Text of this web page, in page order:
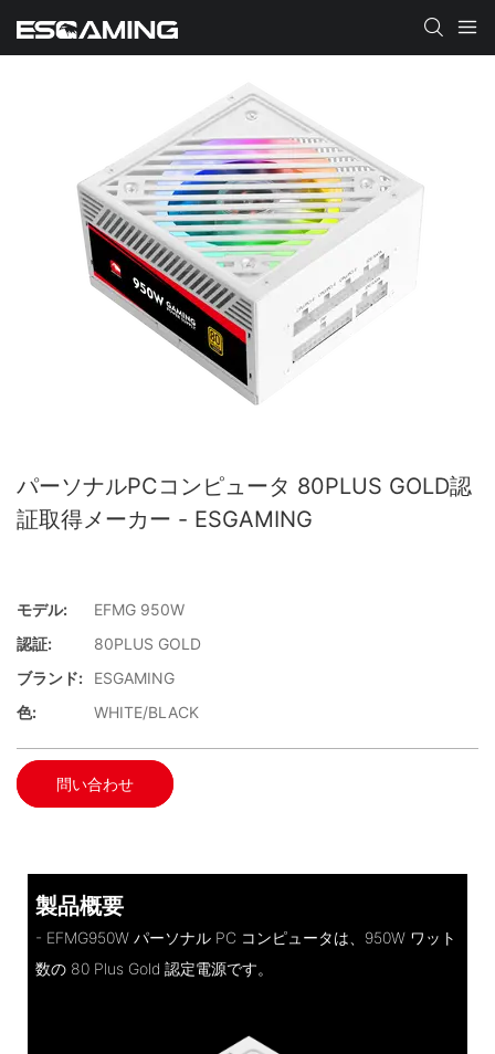
パーソナルPCコンピュータ 80PLUS GOLD認
証取得メーカー - ESGAMING
モデル:
EFMG 950W
認証:
80PLUS GOLD
ブランド:
ESGAMING
色:
WHITE/BLACK
問い合わせ
製品概要
- EFMG950W パーソナル PC コンピュータは、950W ワット
数の 80 Plus Gold 認定電源です。